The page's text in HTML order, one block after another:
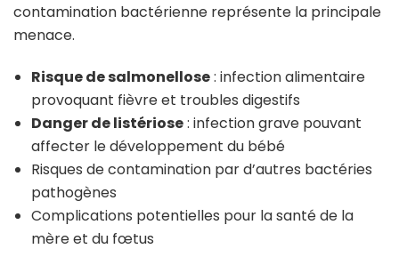
contamination bactérienne représente la principale
menace.
Risque de salmonellose: infection alimentaire
provoquant fièvre et troubles digestifs
Danger de listériose: infection grave pouvant
affecter le développement du bébé
Risques de contamination par d’autres bactéries
pathogènes
Complications potentielles pour la santé de la
mère et du fœtus